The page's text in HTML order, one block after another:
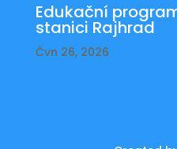
Edukační
stanici Rajhrad
Čvn 26, 2026